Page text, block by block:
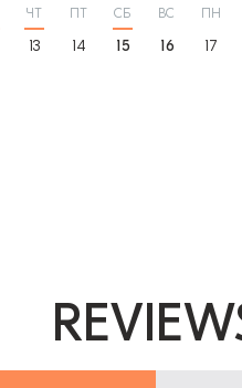
ЧТ
13
ПТ
14
СБ
15
ВС
16
ПН
17